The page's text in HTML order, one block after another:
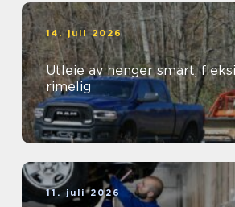
14. juli 2026
Utleie av henger smart, fleksibelt og
rimelig
11. juli 2026